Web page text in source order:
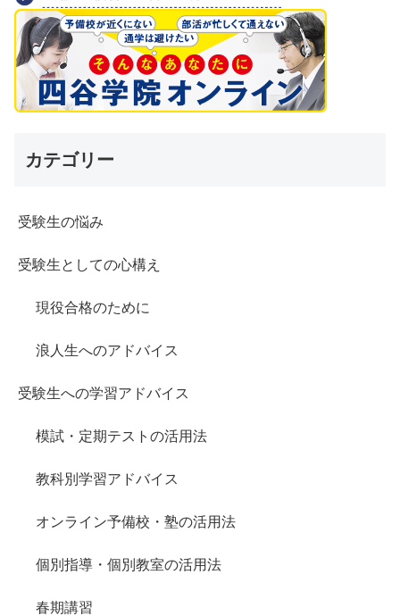
カテゴリー
受験生の悩み
受験生としての心構え
現役合格のために
浪人生へのアドバイス
受験生への学習アドバイス
模試・定期テストの活用法
教科別学習アドバイス
オンライン予備校・塾の活用法
個別指導・個別教室の活用法
春期講習